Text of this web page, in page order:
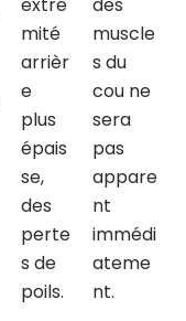
mité
arrièr
e
plus
épais
se,
des
perte
s de
poils.
muscle
s du
cou ne
sera
pas
appare
nt
immédi
ateme
nt.